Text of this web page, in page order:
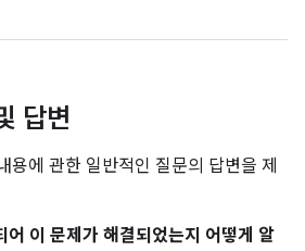
답변
용에 관한 일반적인 질문의 답변을 제
어 이 문제가 해결되었는지 어떻게 알